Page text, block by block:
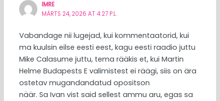
IMRE
MÄRTS 24, 2026 AT 4:27 P.L.
Vabandage nii lugejad, kui kommentaatorid, kui
ma kuulsin eilse eesti eest, kagu eesti raadio juttu
Mike Calasume juttu, tema rääkis et, kui Martin
Helme Budapests E valimistest ei räägi, siis on ära
ostetav mugandandatud opositson
näär. Sa Ivan vist said sellest ammu aru, egas sa